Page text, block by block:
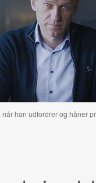
han udfordrer og håner